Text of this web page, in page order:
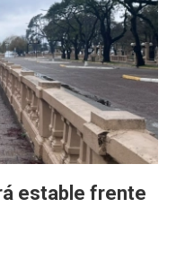
estable frente